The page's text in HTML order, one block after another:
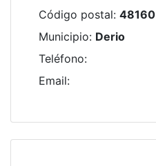
Código postal: 48160
Municipio: Derio
Teléfono:
Email: